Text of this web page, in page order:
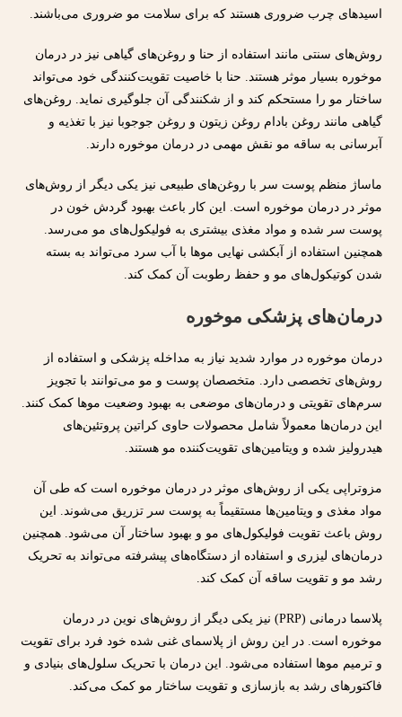
اسیدهای چرب ضروری هستند که برای سلامت مو ضروری می‌باشند.
روش‌های سنتی مانند استفاده از حنا و روغن‌های گیاهی نیز در درمان
موخوره بسیار موثر هستند. حنا با خاصیت تقویت‌کنندگی خود می‌تواند
ساختار مو را مستحکم کند و از شکنندگی آن جلوگیری نماید. روغن‌های
گیاهی مانند روغن بادام روغن زیتون و روغن جوجوبا نیز با تغذیه و
آبرسانی به ساقه مو نقش مهمی در درمان موخوره دارند.
ماساژ منظم پوست سر با روغن‌های طبیعی نیز یکی دیگر از روش‌های
موثر در درمان موخوره است. این کار باعث بهبود گردش خون در
پوست سر شده و مواد مغذی بیشتری به فولیکول‌های مو می‌رسد.
همچنین استفاده از آبکشی نهایی موها با آب سرد می‌تواند به بسته
شدن کوتیکول‌های مو و حفظ رطوبت آن کمک کند.
درمان‌های پزشکی موخوره
درمان موخوره در موارد شدید نیاز به مداخله پزشکی و استفاده از
روش‌های تخصصی دارد. متخصصان پوست و مو می‌توانند با تجویز
سرم‌های تقویتی و درمان‌های موضعی به بهبود وضعیت موها کمک کنند.
این درمان‌ها معمولاً شامل محصولات حاوی کراتین پروتئین‌های
هیدرولیز شده و ویتامین‌های تقویت‌کننده مو هستند.
مزوتراپی یکی از روش‌های موثر در درمان موخوره است که طی آن
مواد مغذی و ویتامین‌ها مستقیماً به پوست سر تزریق می‌شوند. این
روش باعث تقویت فولیکول‌های مو و بهبود ساختار آن می‌شود. همچنین
درمان‌های لیزری و استفاده از دستگاه‌های پیشرفته می‌تواند به تحریک
رشد مو و تقویت ساقه آن کمک کند.
پلاسما درمانی (PRP) نیز یکی دیگر از روش‌های نوین در درمان
موخوره است. در این روش از پلاسمای غنی شده خود فرد برای تقویت
و ترمیم موها استفاده می‌شود. این درمان با تحریک سلول‌های بنیادی و
فاکتورهای رشد به بازسازی و تقویت ساختار مو کمک می‌کند.